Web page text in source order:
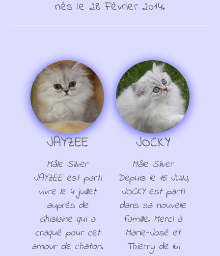
nés le 28 Février 2014.
JAYZEE
Mâle Silver
JAYZEE est parti
vivre le 4 juillet
auprès de
Ghislaine qui a
craqué pour cet
amour de chaton.
JOCKY
Mâle Silver
Depuis le 16 JUIN,
JOCKY est parti
dans sa nouvelle
famille. Merci à
Marie-José et
Thierry de lui